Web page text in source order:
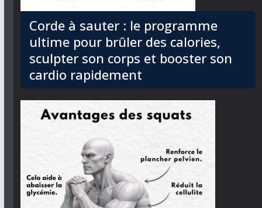
Corde à sauter : le programme
ultime pour brûler des calories,
sculpter son corps et booster son
cardio rapidement